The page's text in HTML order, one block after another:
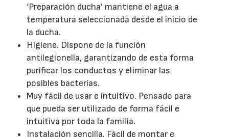
‘Preparación ducha’ mantiene el agua a
temperatura seleccionada desde el inicio de
la ducha.
Higiene. Dispone de la función
antilegionella, garantizando de esta forma
purificar los conductos y eliminar las
posibles bacterias.
Muy fácil de usar e intuitivo. Pensado para
que pueda ser utilizado de forma fácil e
intuitiva por toda la familia.
Instalación sencilla. Fácil de montar e